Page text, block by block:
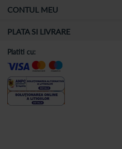
CONTUL MEU
PLATA SI LIVRARE
Platiti cu: